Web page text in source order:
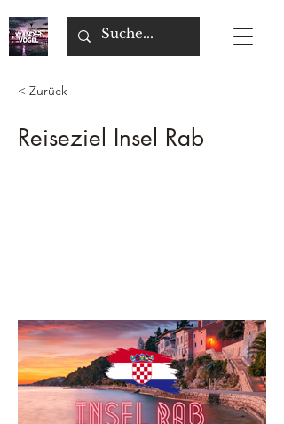
< Zurück
Reiseziel Insel Rab